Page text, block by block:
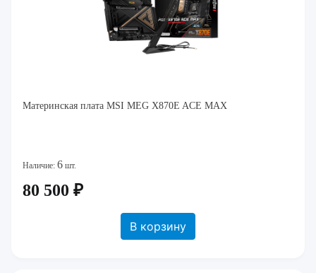
Материнская плата MSI MEG X870E ACE MAX
Наличие: 6 шт.
80 500 ₽
В корзину